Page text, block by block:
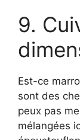
9.
Est-ce
sont des
peux pas
mélangées